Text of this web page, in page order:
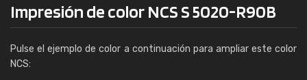
Impresión de color NCS S 5020-R90B
Pulse el ejemplo de color a continuación para ampliar este color
NCS: